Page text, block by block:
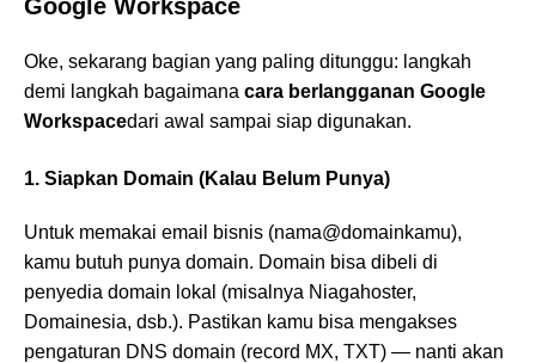
Google Workspace
Oke, sekarang bagian yang paling ditunggu: langkah
demi langkah bagaimana cara berlangganan Google
Workspacedari awal sampai siap digunakan.
1. Siapkan Domain (Kalau Belum Punya)
Untuk memakai email bisnis (nama@domainkamu),
kamu butuh punya domain. Domain bisa dibeli di
penyedia domain lokal (misalnya Niagahoster,
Domainesia, dsb.). Pastikan kamu bisa mengakses
pengaturan DNS domain (record MX, TXT) — nanti akan